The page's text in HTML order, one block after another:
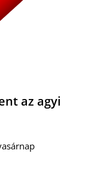
az agyi